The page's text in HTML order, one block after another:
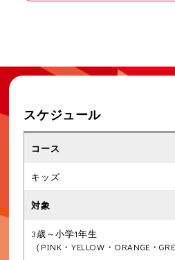
スケジュール
キッズ
3歳～小学1年生
（PINK・YELLOW・ORANGE・